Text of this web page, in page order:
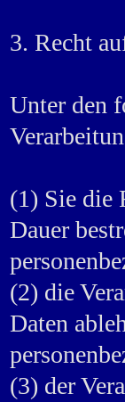
3. Recht
Unter den
(1) Sie die
Dauer
(2) die
Daten
(3) der